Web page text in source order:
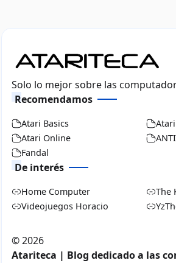
Solo lo mejor sobre las
Recomendamos
Atari Basics
Atari Online
Fandal
De interés
Home Computer
The
Videojuegos Horacio
©2026
Atariteca | Blog dedicado a las